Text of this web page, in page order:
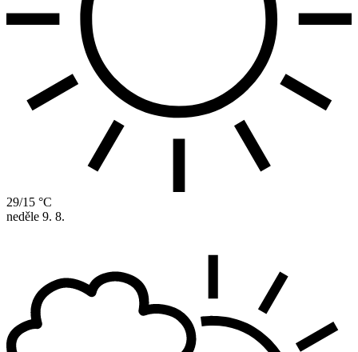
29/15 °C
neděle 9. 8.